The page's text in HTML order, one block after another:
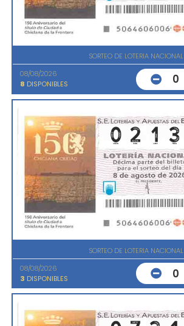
SORTEO DE LOTERIA NACIONAL
08/08/2026
8 DISPONIBLES 0
SORTEO DE LOTERIA NACIONAL
08/08/2026
3 DISPONIBLES 0